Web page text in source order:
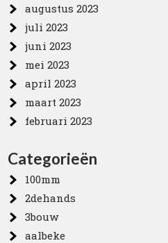
augustus 2023
juli 2023
juni 2023
mei 2023
april 2023
maart 2023
februari 2023
Categorieën
100mm
2dehands
3bouw
aalbeke